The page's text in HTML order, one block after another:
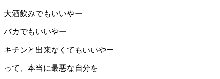
大酒飲みでもいいやー
バカでもいいやー
キチンと出来なくてもいいやー
って、本当に最悪な自分を